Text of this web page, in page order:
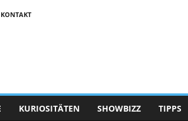
KONTAKT
KURIOSITÄTEN SHOWBIZZ TIPPS